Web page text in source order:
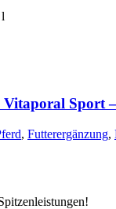
l
Vitaporal Sport
, Futterergänzung,